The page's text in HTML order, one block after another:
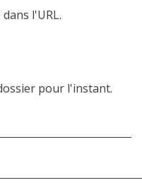
l'URL.
pour l'instant.